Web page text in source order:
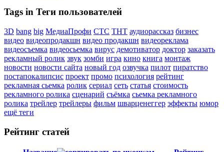
Tags in Теги пользователей
3D bang big МедиаПрофи СТС ТНТ аудиорассказ бизнес
видео видеопродакшн видео продакшн видеореклама
видеосъемка видеосьемка вирус демотиватор доктор заказать
рекламный ролик звук зомби игра кино книга монтаж
новости новости сайта новый год озвучка пилот пиратство
постапокалипсис проект промо психология рейтинг
рекламная сьемка ролик сериал сеть статья стоимость
рекламного ролика сценарий съёмка сьемка рекламного
ролика трейлер трейлеры фильм шварценеггер эффекты юмор
ещё теги
Рейтинг статей